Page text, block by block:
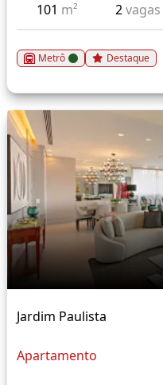
101 m² 2vagas
Metrô Destaque
Jardim Paulista
Apartamento